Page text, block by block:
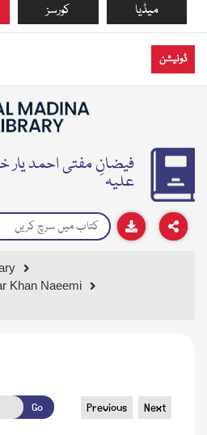
کورسز میڈیا
ڈونیشن
فیضانِ مفتی احمد یار
علیہ
Khan Naeemi
Go Previous Next